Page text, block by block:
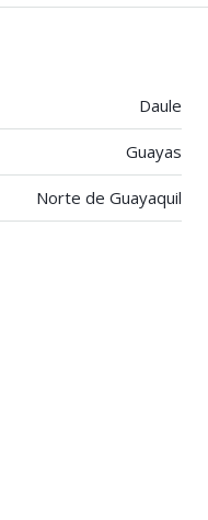
Daule
Guayas
Norte de Guayaquil